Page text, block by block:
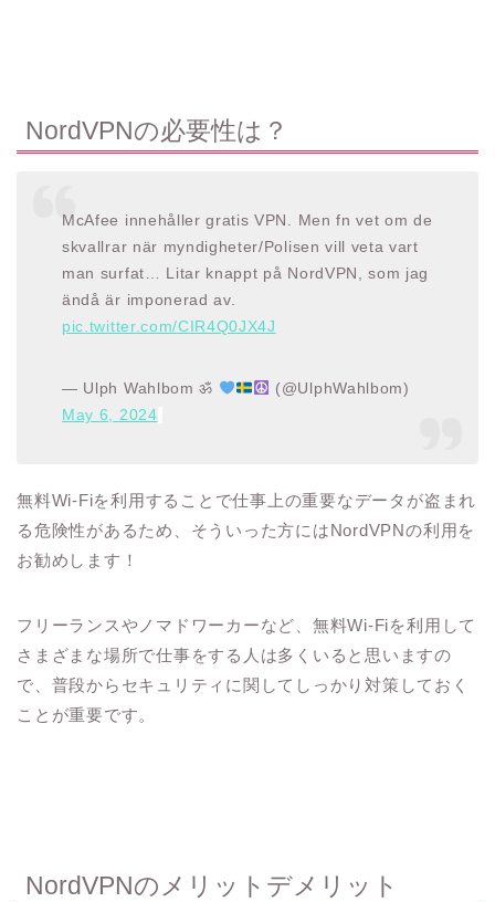
NordVPNの必要性は？
McAfee innehåller gratis VPN. Men fn vet om de
skvallrar när myndigheter/Polisen vill veta vart
man surfat… Litar knappt på NordVPN, som jag
ändå är imponerad av.
pic.twitter.com/CIR4Q0JX4J
— Ulph Wahlbom ॐ
(@UlphWahlbom)
May 6, 2024
無料Wi-Fiを利用することで仕事上の重要なデータが盗まれ
る危険性があるため、そういった方にはNordVPNの利用を
お勧めします！
フリーランスやノマドワーカーなど、無料Wi-Fiを利用して
さまざまな場所で仕事をする人は多くいると思いますの
で、普段からセキュリティに関してしっかり対策しておく
ことが重要です。
NordVPNのメリットデメリット